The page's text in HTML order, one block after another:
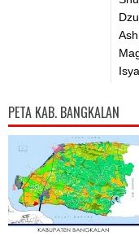
PETA KAB. BANGKALAN